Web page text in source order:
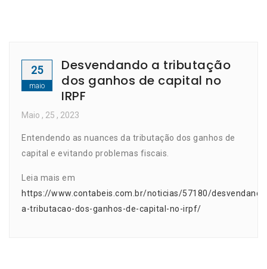
25
maio
Desvendando a tributação
dos ganhos de capital no
IRPF
Maio , 25 , 2023
Entendendo as nuances da tributação dos ganhos de
capital e evitando problemas fiscais.
Leia mais em
https://www.contabeis.com.br/noticias/57180/
a-tributacao-dos-ganhos-de-capital-no-irpf/